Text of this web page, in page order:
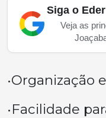
Siga o
Veja as
•Organização
•Facilidade